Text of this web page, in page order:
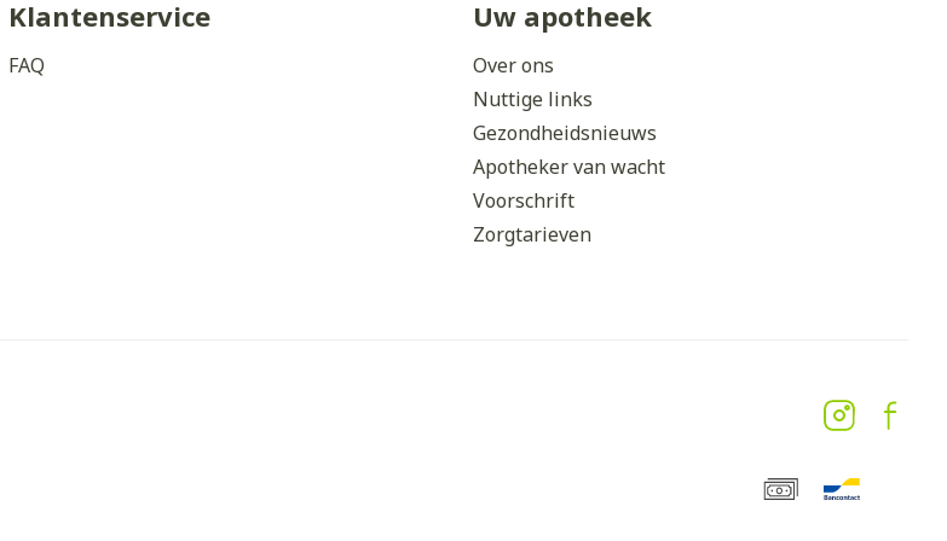
Klantenservice
FAQ
Uw apotheek
Over ons
Nuttige links
Gezondheidsnieuws
Apotheker van wacht
Voorschrift
Zorgtarieven